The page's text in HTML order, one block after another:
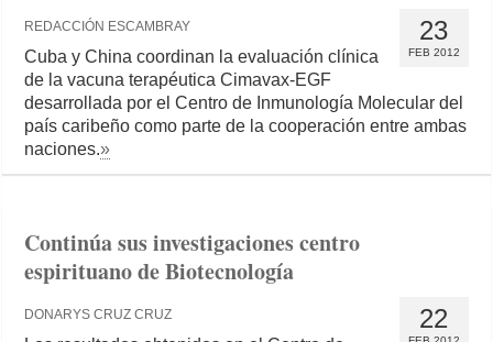
23
FEB 2012
REDACCIÓN ESCAMBRAY
Cuba y China coordinan la evaluación clínica
de la vacuna terapéutica Cimavax-EGF
desarrollada por el Centro de Inmunología Molecular del
país caribeño como parte de la cooperación entre ambas
naciones.»
Continúa sus investigaciones centro
espirituano de Biotecnología
22
DONARYS CRUZ CRUZ